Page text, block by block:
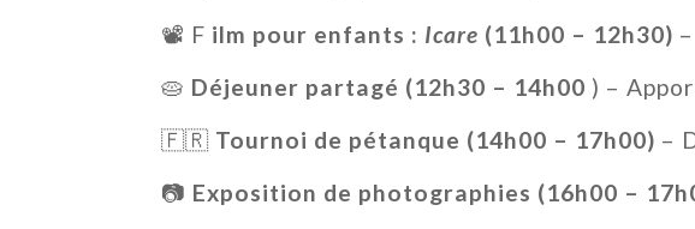
📽 F ilm pour enfants : Icare (11h00 – 12h30)
🥧 Déjeuner partagé (12h30 – 14h00 ) –
🇫🇷 Tournoi de pétanque (14h00 – 17h00) –
📷 Exposition de photographies (16h00 –